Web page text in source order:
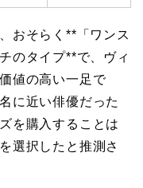
おそらく**「ワンス
のタイプ**で、ヴィ
値の高い一足で
に近い俳優だった
を購入することは
選択したと推測さ